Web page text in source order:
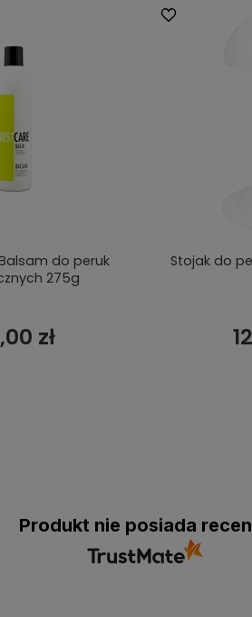
Balsam do peruk
275g
zł
Stojak do
Produkt nie posiada